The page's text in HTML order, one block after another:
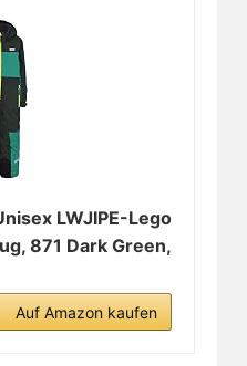
LWJIPE-Lego
871 Dark Green,
Auf Amazon kaufen